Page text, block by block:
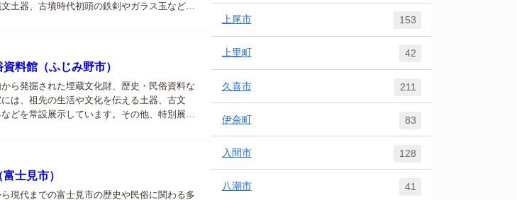
土器、古墳時代初頭の鉄剣やガラス玉など数
料館（ふじみ野市）
ら発掘された埋蔵文化財、歴史・民俗資料な
は、祖先の生活や文化を伝える土器、古文
どを常設展示しています。その他、特別展や
士見市）
現代までの富士見市の歴史や民俗に関わる多
上尾市 153
上里町 42
久喜市 211
伊奈町 83
入間市 128
八潮市 41